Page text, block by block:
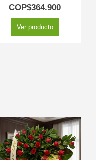
5.00out of 5
COP$364.900
Ver producto